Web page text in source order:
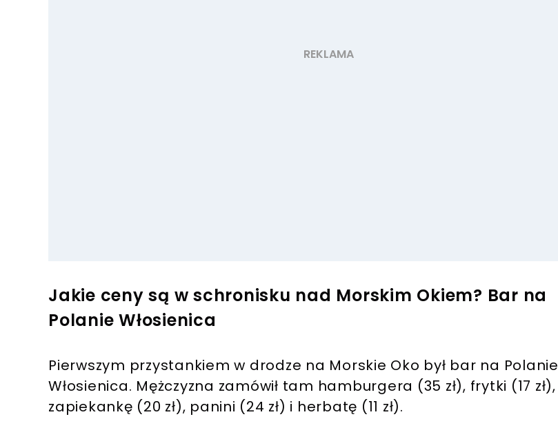
Jakie ceny są w schronisku nad Morskim Okiem? Bar na
Polanie Włosienica
Pierwszym przystankiem w drodze na Morskie Oko był bar na Polanie
Włosienica. Mężczyzna zamówił tam hamburgera (35 zł), frytki (17 zł),
zapiekankę (20 zł), panini (24 zł) i herbatę (11 zł).